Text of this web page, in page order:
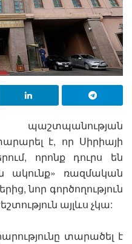
է, որ Սիրիայի
որոնք դուրս են
ակունք» ռազմական
նոր գործողություն
այլևս չկա:
տարածել է